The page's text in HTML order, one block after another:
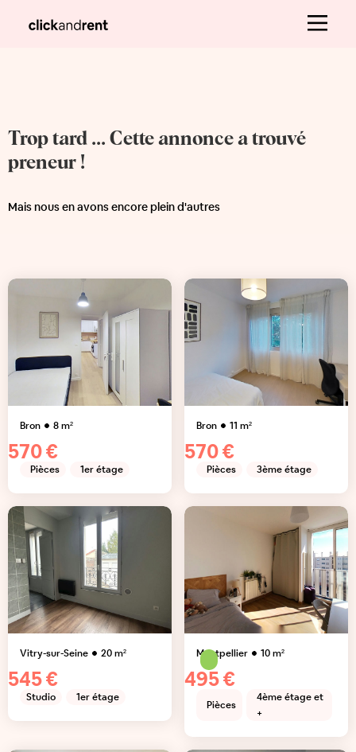
Trop tard ... Cette annonce a trouvé
preneur !
Mais nous en avons encore plein d'autres
Bron 8m²
570 €
Pièces 1er étage
Bron 11 m²
570 €
Pièces 3ème étage
Vitry-sur-Seine 20m²
545 €
Studio 1er étage
Montpellier 10m²
495 €
Pièces
4ème étage et
+